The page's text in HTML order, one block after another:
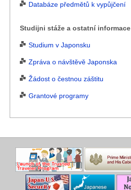
Databáze předmětů k vypůjčení
Studijni stáže a ostatní informace
Studium v Japonsku
Zpráva o návštěvě Japonska
Žádost o čestnou záštitu
Grantové programy